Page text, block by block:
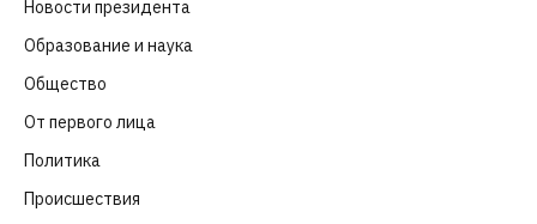
Новости президента
Образование и наука
Общество
От первого лица
Политика
Происшествия